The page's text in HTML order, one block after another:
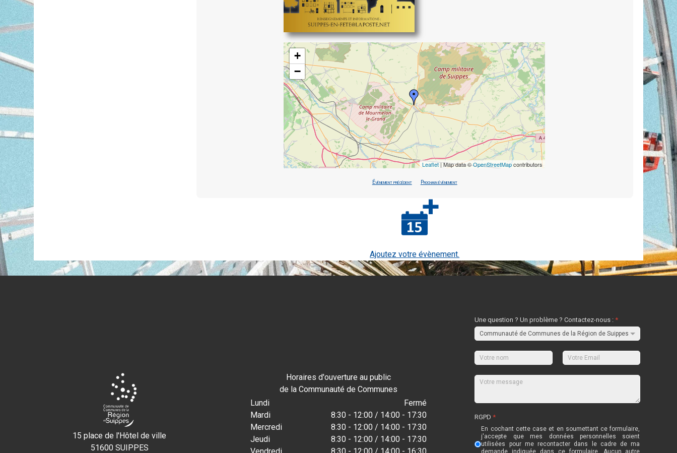
+
−
Leaflet| Map data ©OpenStreetMapcontributors
Évènement précédent Prochain évènement
Ajoutez votre évènement.
15 place de l'Hôtel de ville
51600 SUIPPES
Horaires d'ouverture au public
de la Communauté de Communes
Lundi
Fermé
Mardi
8:30 - 12:00 / 14:00 - 17:30
Mercredi
8:30 - 12:00 / 14:00 - 17:30
Jeudi
8:30 - 12:00 / 14:00 - 17:30
Une question ? Un problème ? Contactez-nous :*
RGPD*
En cochant cette case et en soumettant ce formulaire,
j'accepte que mes données personnelles soient
utilisées pour me recontacter dans le cadre de ma